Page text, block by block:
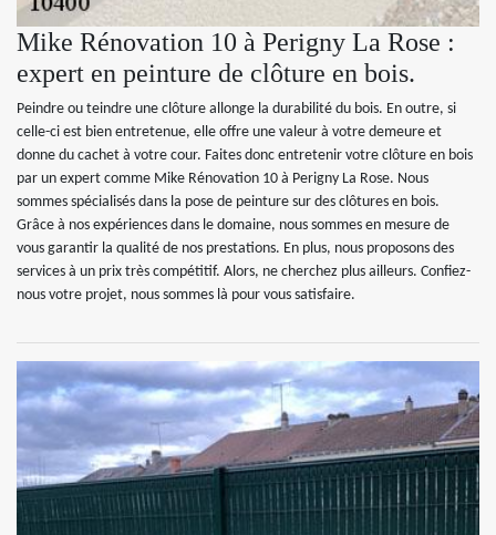
Mike Rénovation 10 à Perigny La Rose :
expert en peinture de clôture en bois.
Peindre ou teindre une clôture allonge la durabilité du bois. En outre, si
celle-ci est bien entretenue, elle offre une valeur à votre demeure et
donne du cachet à votre cour. Faites donc entretenir votre clôture en bois
par un expert comme Mike Rénovation 10 à Perigny La Rose. Nous
sommes spécialisés dans la pose de peinture sur des clôtures en bois.
Grâce à nos expériences dans le domaine, nous sommes en mesure de
vous garantir la qualité de nos prestations. En plus, nous proposons des
services à un prix très compétitif. Alors, ne cherchez plus ailleurs. Confiez-
nous votre projet, nous sommes là pour vous satisfaire.